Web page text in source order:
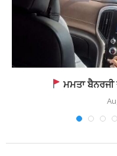
ਮਮਤਾ ਬੈਨਰਜੀ